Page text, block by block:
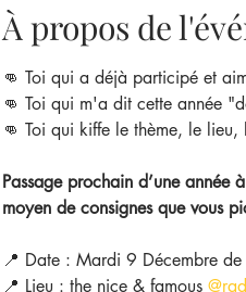
À propos de
👊 Toi qui a déjà participé et
👊 Toi qui m'a dit cette année
👊 Toi qui kiffe le thème, le
Passage prochain d’une année
moyen de consignes que vous
📍 Date : Mardi 9 Décembre
📍 Lieu : the nice & famous